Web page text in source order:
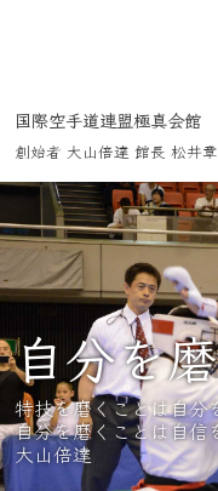
国際空手道連盟極真会館
創始者 大山倍達 館長 松井
自分を
特技を磨くことは自分
自分を磨くことは自信
大山倍達
自分を
特技を磨くことは自分
自分を磨くことは自信
大山倍達
自分を
特技を磨くことは自分
自分を磨くことは自信
大山倍達
自分を
特技を磨くことは自分
自分を磨くことは自信
大山倍達